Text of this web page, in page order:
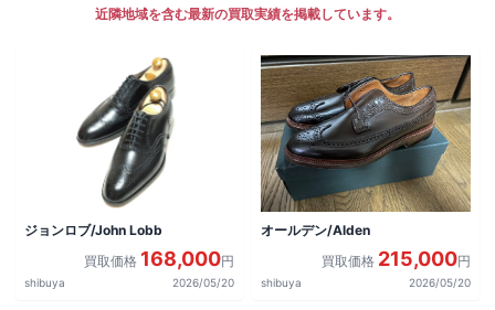
近隣地域を含む最新の買取実績を掲載しています。
ジョンロブ/John Lobb
買取価格 168,000円
shibuya 2026/05/20
オールデン/Alden
買取価格 215,000円
shibuya 2026/05/20